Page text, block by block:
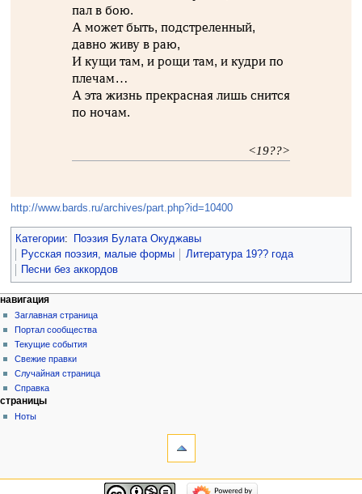
пал в бою.
А может быть, подстреленный,
давно живу в раю,
И кущи там, и рощи там, и кудри по
плечам…
А эта жизнь прекрасная лишь снится
по ночам.
<19??>
http://www.bards.ru/archives/part.php?id=10400
Категории:
Поэзия Булата Окуджавы
Русская поэзия, малые формы
Литература 19?? года
Песни без аккордов
навигация
Заглавная страница
Портал сообщества
Текущие события
Свежие правки
Случайная страница
Справка
страницы
Ноты